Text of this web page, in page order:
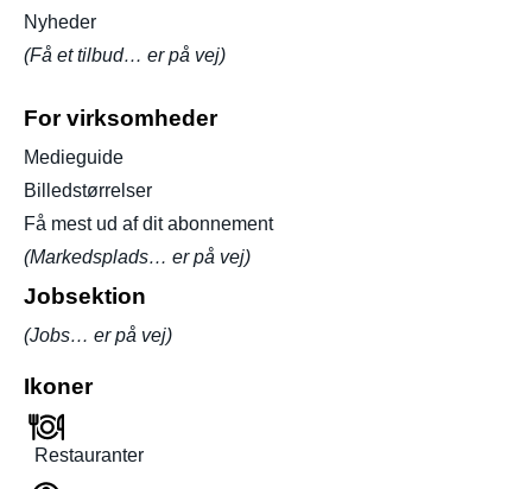
Nyheder
(Få et tilbud… er på vej)
For virksomheder
Medieguide
Billedstørrelser
Få mest ud af dit abonnement
(Markedsplads… er på vej)
Jobsektion
(Jobs… er på vej)
Ikoner
Restauranter